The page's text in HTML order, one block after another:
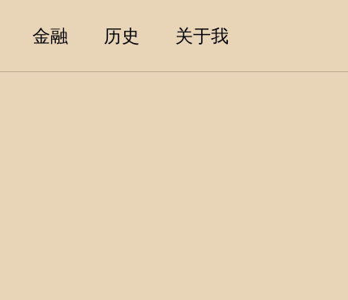
金融 历史 关于我